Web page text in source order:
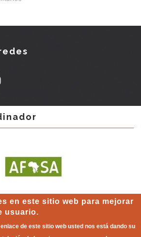
en este sitio web para mejorar
usuario.
de este sitio web usted nos está dando su